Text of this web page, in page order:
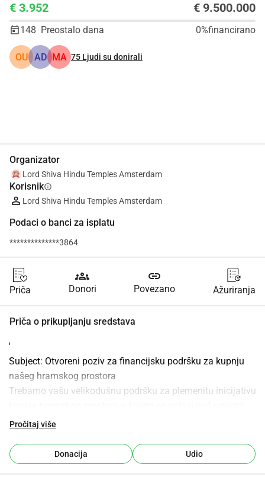
€ 3.952 € 9.500.000
148 Preostalo dana 0%financirano
OU AD MA 75 Ljudi su donirali
Organizator
Lord Shiva Hindu Temples Amsterdam
Korisnikinfo
Lord Shiva Hindu Temples Amsterdam
Podaci o banci za isplatu
**************3864
Priča
groups
Donori
link
Povezano Ažuriranja
Priča o prikupljanju sredstava
'
Subject: Otvoreni poziv za financijsku podršku za kupnju
našeg hramskog prostora
Trebamo vašu velikodušnu podršku za plemenitu inicijativu
hram Gospoda Šive, koji služi našoj zajednici od 2011.
tereta visokih mjesečnih najamnina, odlučili smo kupiti
trenutne prostorije. Plaćamo visoku mjesečnu najamninu
Pročitaj više
Donacija Udio